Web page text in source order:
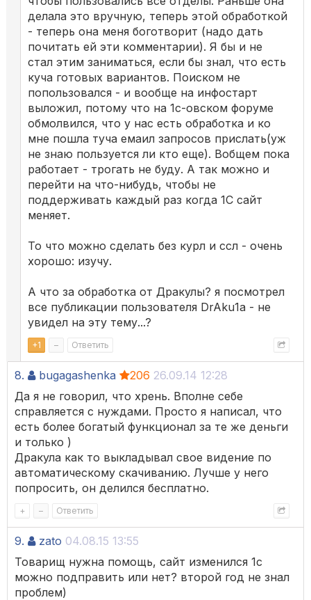
делала это вручную, теперь этой обработкой
- теперь она меня боготворит (надо дать
почитать ей эти комментарии). Я бы и не
стал этим заниматься, если бы знал, что есть
куча готовых вариантов. Поиском не
попользовался - и вообще на инфостарт
выложил, потому что на 1с-овском форуме
обмолвился, что у нас есть обработка и ко
мне пошла туча емаил запросов прислать(уж
не знаю пользуется ли кто еще). Вобщем пока
работает - трогать не буду. А так можно и
перейти на что-нибудь, чтобы не
поддерживать каждый раз когда 1С сайт
меняет.
То что можно сделать без курл и ссл - очень
хорошо: изучу.
А что за обработка от Дракулы? я посмотрел
все публикации пользователя DrAku1a - не
увидел на эту тему...?
+1 – Ответить
8. bugagashenka 206 26.09.14 12:28
Да я не говорил, что хрень. Вполне себе
справляется с нуждами. Просто я написал, что
есть более богатый функционал за те же деньги
и только )
Дракула как то выкладывал свое видение по
автоматическому скачиванию. Лучше у него
попросить, он делился бесплатно.
+ – Ответить
9. zato 04.08.15 13:55
Товарищ нужна помощь, сайт изменился 1с
можно подправить или нет? второй год не знал
проблем)